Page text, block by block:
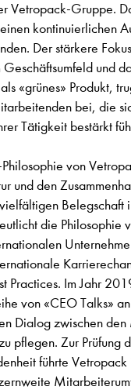
Vetropack-Gruppe.
kontinuierlichen
Der stärkere
und
«grünes» Produkt,
bei, die
Tätigkeit bestärkt
von
und den
Belegschaft
die Philosophie
Practices. Im Jahr
von «CEO Talks»
Dialog zwischen
pflegen. Zur Prüfung
führte Vetropack